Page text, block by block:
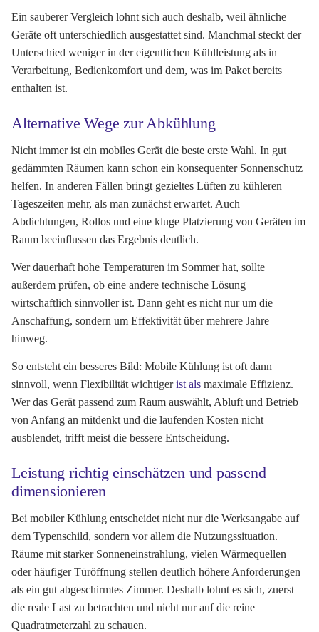
Ein sauberer Vergleich lohnt sich auch deshalb, weil ähnliche
Geräte oft unterschiedlich ausgestattet sind. Manchmal steckt der
Unterschied weniger in der eigentlichen Kühlleistung als in
Verarbeitung, Bedienkomfort und dem, was im Paket bereits
enthalten ist.
Alternative Wege zur Abkühlung
Nicht immer ist ein mobiles Gerät die beste erste Wahl. In gut
gedämmten Räumen kann schon ein konsequenter Sonnenschutz
helfen. In anderen Fällen bringt gezieltes Lüften zu kühleren
Tageszeiten mehr, als man zunächst erwartet. Auch
Abdichtungen, Rollos und eine kluge Platzierung von Geräten im
Raum beeinflussen das Ergebnis deutlich.
Wer dauerhaft hohe Temperaturen im Sommer hat, sollte
außerdem prüfen, ob eine andere technische Lösung
wirtschaftlich sinnvoller ist. Dann geht es nicht nur um die
Anschaffung, sondern um Effektivität über mehrere Jahre
hinweg.
So entsteht ein besseres Bild: Mobile Kühlung ist oft dann
sinnvoll, wenn Flexibilität wichtigerist als maximale Effizienz.
Wer das Gerät passend zum Raum auswählt, Abluft und Betrieb
von Anfang an mitdenkt und die laufenden Kosten nicht
ausblendet, trifft meist die bessere Entscheidung.
Leistung richtig einschätzen und passend
dimensionieren
Bei mobiler Kühlung entscheidet nicht nur die Werksangabe auf
dem Typenschild, sondern vor allem die Nutzungssituation.
Räume mit starker Sonneneinstrahlung, vielen Wärmequellen
oder häufiger Türöffnung stellen deutlich höhere Anforderungen
als ein gut abgeschirmtes Zimmer. Deshalb lohnt es sich, zuerst
die reale Last zu betrachten und nicht nur auf die reine
Quadratmeterzahl zu schauen.